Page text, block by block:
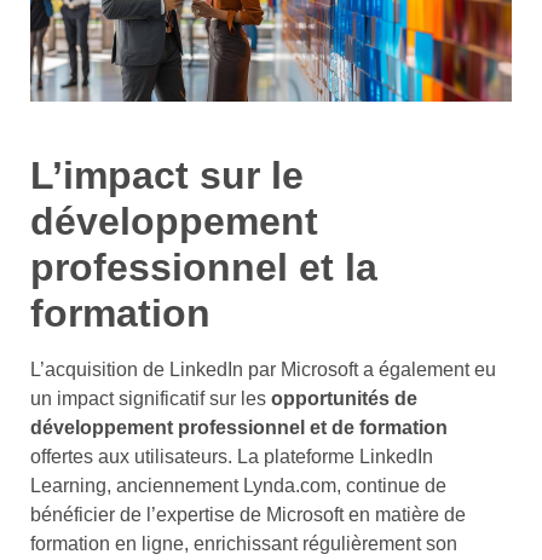
L’impact sur le
développement
professionnel et la
formation
L’acquisition de LinkedIn par Microsoft a également eu
un impact significatif sur les opportunités de
développement professionnel et de formation
offertes aux utilisateurs. La plateforme LinkedIn
Learning, anciennement Lynda.com, continue de
bénéficier de l’expertise de Microsoft en matière de
formation en ligne, enrichissant régulièrement son